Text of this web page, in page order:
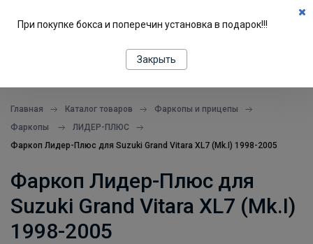
Главная Каталог товаров
Фаркопы и прицепы
Фаркопы
ЛИДЕР-ПЛЮС
Фаркоп Лидер-Плюс для Suzuki Grand Vitara XL7 (Mk.I) 1998-2005
Фаркоп Лидер-Плюс для
Suzuki Grand Vitara XL7 (Mk.I)
1998-2005
При покупке бокса и поперечин установка в подарок!!!
Закрыть